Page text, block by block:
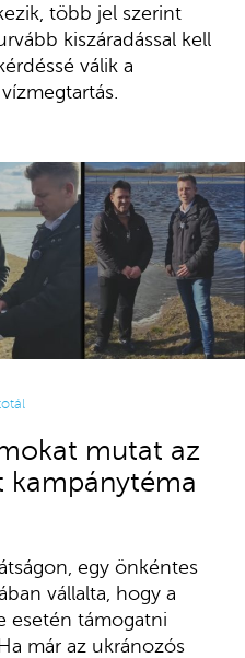
több jel szerint
kiszáradással kell
válik a
mutat az
egy önkéntes
vállalta, hogy a
esetén támogatni
már az ukránozós